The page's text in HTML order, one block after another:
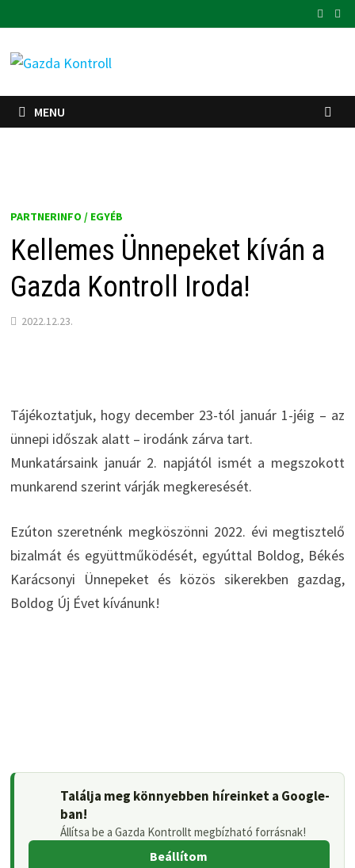
to
content
MENU
PARTNERINFO / EGYÉB
Kellemes Ünnepeket kíván a
Gazda Kontroll Iroda!
2022.12.23.
Tájékoztatjuk, hogy december 23-tól január 1-jéig – az
ünnepi időszak alatt – irodánk zárva tart.
Munkatársaink január 2. napjától ismét a megszokott
munkarend szerint várják megkeresését.
Ezúton szeretnénk megköszönni 2022. évi megtisztelő
bizalmát és együttműködését, egyúttal Boldog, Békés
Karácsonyi Ünnepeket és közös sikerekben gazdag,
Boldog Új Évet kívánunk!
Találja meg könnyebben híreinket a Google-
ban!
Állítsa be a Gazda Kontrollt megbízható forrásnak!
Beállítom